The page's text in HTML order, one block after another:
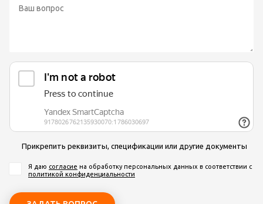
Прикрепить реквизиты, спецификации или другие документы
Я даю согласие на обработку персональных данных в соответствии с
политикой конфиденциальности